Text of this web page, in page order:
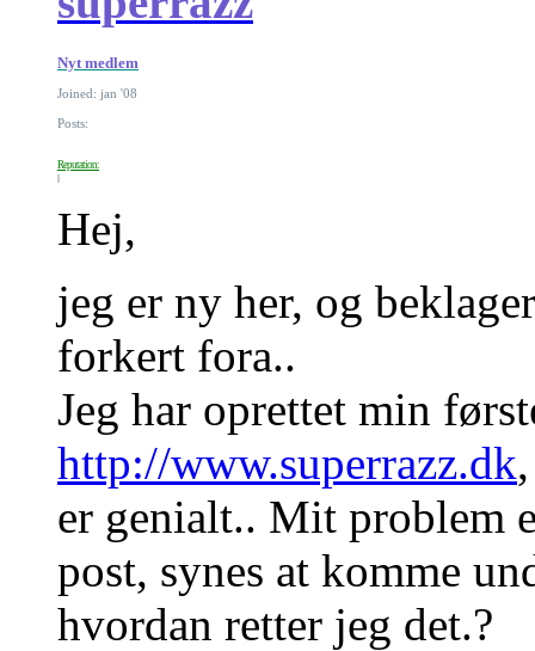
Nyt medlem
Joined: jan '08
Posts:
Reputation:
Hej,
jeg er ny her, og
forkert fora..
Jeg har oprettet min
http://www.superrazz.dk
er genialt.. Mit problem
post, synes at komme
hvordan retter jeg det.?